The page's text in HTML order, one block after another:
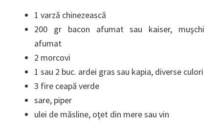
1 varză chinezească
200 gr bacon afumat sau kaiser, muşchi
afumat
2 morcovi
1 sau 2 buc. ardei gras sau kapia, diverse culori
3 fire ceapă verde
sare, piper
ulei de măsline, oţet din mere sau vin